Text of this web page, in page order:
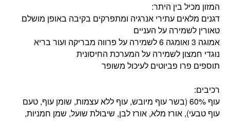
המזון מכיל בין היתר:
דגנים מלאים עתירי אנרגיה ומתפרקים בקיבה באופן מושלם
טאורין לשמירה על העניים
אמוגה 3 ואומגה 6 לשמירה על פרווה מבריקה ועור בריא
נוגדי חמצון לשמירה על המערכת החיסונית
תוספים פרו פביוטים לעיכול משופר
רכיבים:
עוף 60% (בשר עוף מיובש, עוף ללא עצמות, שומן עוף, טעם
עוף טבעי), אורז מלא, אורז לבן, שיבולת שועל, שמן חמניות,